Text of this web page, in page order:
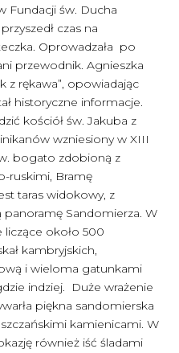
Fundacji św. Ducha
czas na
Oprowadzała po
przewodnik. Agnieszka
z rękawa”, opowiadając
historyczne informacje.
kościół św. Jakuba z
wzniesiony w XIII
bogato zdobioną z
ruskimi, Bramę
taras widokowy, z
Sandomierza. W
około 500
kambryjskich,
i wieloma gatunkami
indziej. Duże wrażenie
piękna sandomierska
kamienicami. W
również iść śladami